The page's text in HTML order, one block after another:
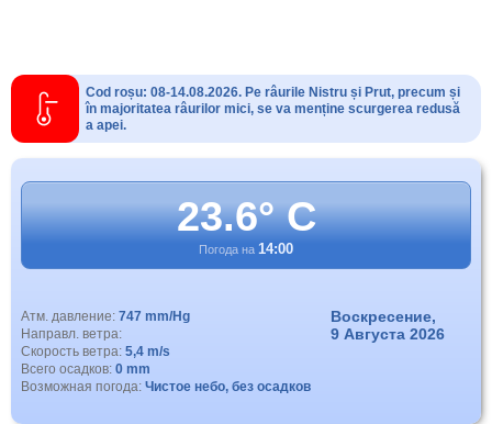
Cod roșu: 08-14.08.2026. Pe râurile Nistru și Prut, precum și
în majoritatea râurilor mici, se va menține scurgerea redusă
a apei.
23.6° C
Погода на 14:00
Атм. давление: 747 mm/Hg
Направл. ветра:
Скорость ветра: 5,4 m/s
Всего осадков: 0 mm
Возможная погода: Чистое небо, без осадков
Воскресение,
9 Августа 2026